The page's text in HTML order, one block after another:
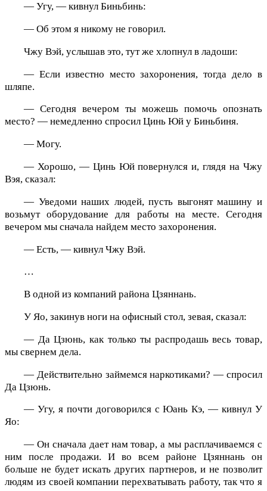
— Угу, — кивнул Биньбинь:
— Об этом я никому не говорил.
Чжу Вэй, услышав это, тут же хлопнул в ладоши:
— Если известно место захоронения, тогда дело в
шляпе.
— Сегодня вечером ты можешь помочь опознать
место? — немедленно спросил Цинь Юй у Биньбиня.
— Могу.
— Хорошо, — Цинь Юй повернулся и, глядя на Чжу
Вэя, сказал:
— Уведоми наших людей, пусть выгонят машину и
возьмут оборудование для работы на месте. Сегодня
вечером мы сначала найдем место захоронения.
— Есть, — кивнул Чжу Вэй.
…
В одной из компаний района Цзяннань.
У Яо, закинув ноги на офисный стол, зевая, сказал:
— Да Цзюнь, как только ты распродашь весь товар,
мы свернем дела.
— Действительно займемся наркотиками? — спросил
Да Цзюнь.
— Угу, я почти договорился с Юань Кэ, — кивнул У
Яо:
— Он сначала дает нам товар, а мы расплачиваемся с
ним после продажи. И во всем районе Цзяннань он
больше не будет искать других партнеров, и не позволит
людям из своей компании перехватывать работу, так что я